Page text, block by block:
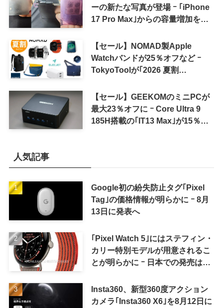
ーの新たな写真が登場 ｰ ｢iPhone
17 Pro Max｣からの容量増加を確
【セール】NOMAD製Apple
Watchバンドが25％オフなど ｰ
TokyoToolが｢2026 夏割
【セール】GEEKOMのミニPCが
最大23％オフに ｰ Core Ultra 9
185H搭載の｢IT13 Max｣が15％オ
人気記事
Google初の紛失防止タグ｢Pixel
Tag｣の価格情報が明らかに ｰ 8月
13日に発表へ
｢Pixel Watch 5｣にはステフィン・
カリー特別モデルが用意されるこ
とが明らかに ｰ 日本での発売は期
Insta360、新型360度アクション
カメラ｢Insta360 X6｣を8月12日に